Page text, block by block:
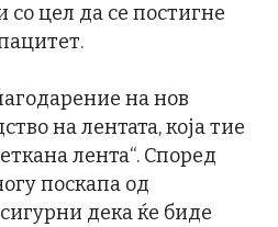
со цел да се постигне
на нов
на лентата, која тие
лента“. Според
поскапа од
дека ќе биде